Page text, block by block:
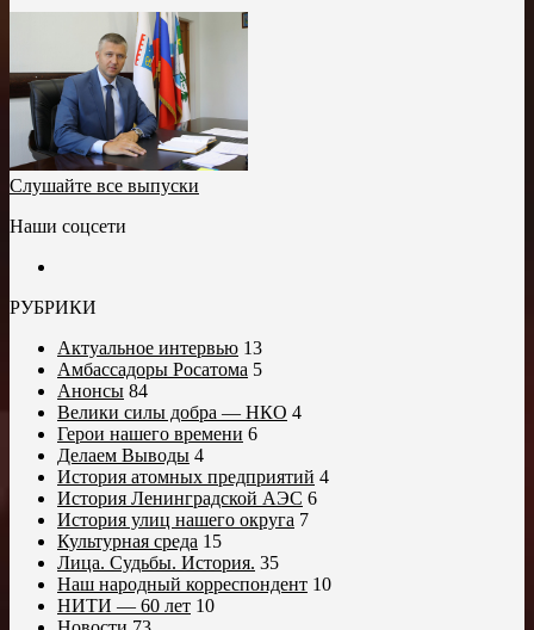
Слушайте все выпуски
Наши соцсети
РУБРИКИ
Актуальное интервью 13
Амбассадоры Росатома 5
Анонсы 84
Велики силы добра — НКО 4
Герои нашего времени 6
Делаем Выводы 4
История атомных предприятий 4
История Ленинградской АЭС 6
История улиц нашего округа 7
Культурная среда 15
Лица. Судьбы. История. 35
Наш народный корреспондент 10
НИТИ — 60 лет 10